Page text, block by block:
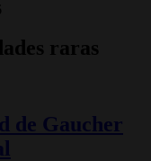
raras
de Gaucher